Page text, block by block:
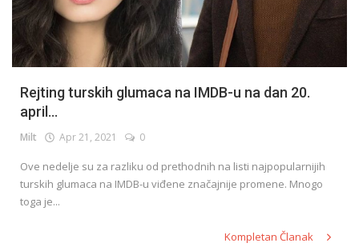
Rejting turskih glumaca na IMDB-u na dan 20.
april...
Milt Apr 21, 2021 0
Ove nedelje su za razliku od prethodnih na listi najpopularnijih
turskih glumaca na IMDB-u viđene značajnije promene. Mnogo
toga je...
Kompletan Članak